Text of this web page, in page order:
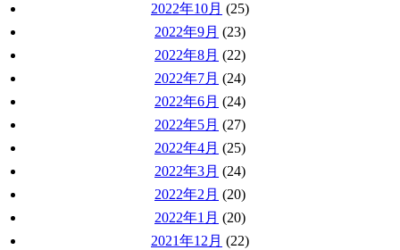
2022年10月 (25)
2022年9月 (23)
2022年8月 (22)
2022年7月 (24)
2022年6月 (24)
2022年5月 (27)
2022年4月 (25)
2022年3月 (24)
2022年2月 (20)
2022年1月 (20)
2021年12月 (22)